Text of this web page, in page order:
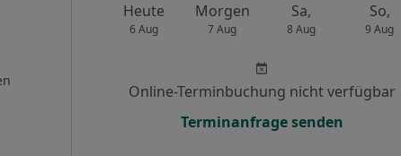
Heute
6 Aug
Morgen
7 Aug
Sa,
8 Aug
So,
9 Aug
Online-Terminbuchung nicht verfügbar
Terminanfrage senden